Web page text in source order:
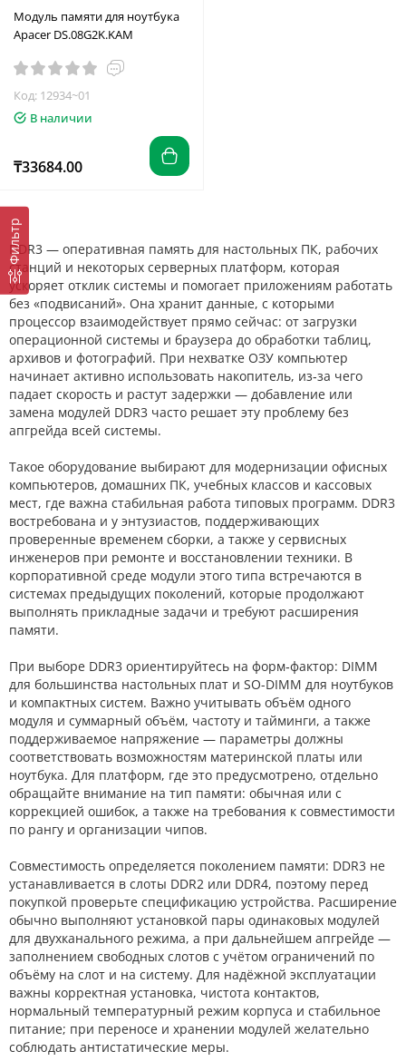
Фильтр
Модуль памяти для ноутбука
Apacer DS.08G2K.KAM
Код: 12934~01
В наличии
₸33684.00
DDR3 — оперативная память для настольных ПК, рабочих
станций и некоторых серверных платформ, которая
ускоряет отклик системы и помогает приложениям работать
без «подвисаний». Она хранит данные, с которыми
процессор взаимодействует прямо сейчас: от загрузки
операционной системы и браузера до обработки таблиц,
архивов и фотографий. При нехватке ОЗУ компьютер
начинает активно использовать накопитель, из‑за чего
падает скорость и растут задержки — добавление или
замена модулей DDR3 часто решает эту проблему без
апгрейда всей системы.
Такое оборудование выбирают для модернизации офисных
компьютеров, домашних ПК, учебных классов и кассовых
мест, где важна стабильная работа типовых программ. DDR3
востребована и у энтузиастов, поддерживающих
проверенные временем сборки, а также у сервисных
инженеров при ремонте и восстановлении техники. В
корпоративной среде модули этого типа встречаются в
системах предыдущих поколений, которые продолжают
выполнять прикладные задачи и требуют расширения
памяти.
При выборе DDR3 ориентируйтесь на форм‑фактор: DIMM
для большинства настольных плат и SO-DIMM для ноутбуков
и компактных систем. Важно учитывать объём одного
модуля и суммарный объём, частоту и тайминги, а также
поддерживаемое напряжение — параметры должны
соответствовать возможностям материнской платы или
ноутбука. Для платформ, где это предусмотрено, отдельно
обращайте внимание на тип памяти: обычная или с
коррекцией ошибок, а также на требования к совместимости
по рангу и организации чипов.
Совместимость определяется поколением памяти: DDR3 не
устанавливается в слоты DDR2 или DDR4, поэтому перед
покупкой проверьте спецификацию устройства. Расширение
обычно выполняют установкой пары одинаковых модулей
для двухканального режима, а при дальнейшем апгрейде —
заполнением свободных слотов с учётом ограничений по
объёму на слот и на систему. Для надёжной эксплуатации
важны корректная установка, чистота контактов,
нормальный температурный режим корпуса и стабильное
питание; при переносе и хранении модулей желательно
соблюдать антистатические меры.